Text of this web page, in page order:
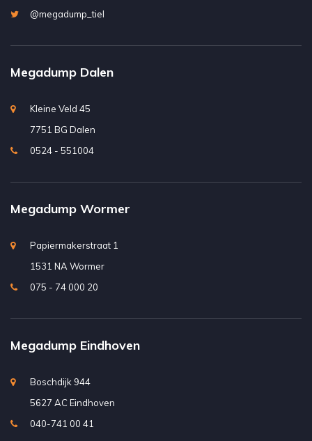
@megadump_tiel
Megadump Dalen
Kleine Veld 45
7751 BG Dalen
0524 - 551004
Megadump Wormer
Papiermakerstraat 1
1531 NA Wormer
075 - 74 000 20
Megadump Eindhoven
Boschdijk 944
5627 AC Eindhoven
040-741 00 41